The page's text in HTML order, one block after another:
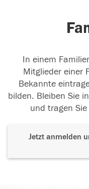
In einem
Mitglieder einer
Bekannte
bilden. Bleiben Sie
und tragen
Jetzt anmelden